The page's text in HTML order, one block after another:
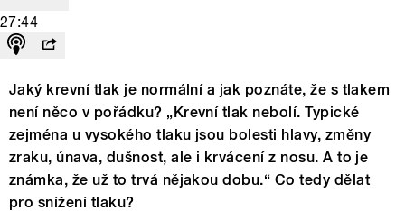
27:44
Jaký krevní tlak je normální a jak poznáte, že s tlakem
není něco v pořádku? „Krevní tlak nebolí. Typické
zejména u vysokého tlaku jsou bolesti hlavy, změny
zraku, únava, dušnost, ale i krvácení z nosu. A to je
známka, že už to trvá nějakou dobu.“ Co tedy dělat
pro snížení tlaku?